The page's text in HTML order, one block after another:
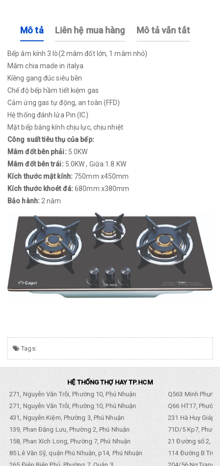
Mô tả Liên hệ mua hàng Mô tả vắn tắt
Bếp âm kính 3 lò(2 mâm đốt lớn, 1 mâm nhỏ)
Mâm chia made in italya
Kiềng gang đúc siêu bền
Chế độ bếp hầm tiết kiệm gas
Cảm ứng gas tự động, an toàn (FFD)
Hệ thống đánh lửa Pin (IC)
Mặt bếp bằng kính chịu lực, chịu nhiệt
Công suất tiêu thụ của bếp:
Mâm đốt bên phải: 5.0KW
Mâm đốt bên trái: 5.0KW , Giữa:1.8 KW
Kích thước mặt kính: 750mm x450mm
Kích thước khoét đá:680mm x380mm
Bảo hành: 2 năm
Tags:
HỆ THỐNG THỢ HAY TP.HCM
271, Nguyễn Văn Trỗi, Phường 10, Phú Nhuận
Q563 Minh
271, Nguyễn Văn Trỗi, Phường 10, Phú Nhuận
Q66 HT17,
431, Nguyễn Kiệm, Phường 3, Phú Nhuận
231 Hà Huy Giáp,
139, Phan Đăng Lưu, Phường 2, Phú Nhuận
71D/5 Kp7,
158, Phan Xích Long, Phường 7, Phú Nhuận
21 Đường số 2,
85 Lê Văn Sỹ, quận Phú Nhuận, p14, Phú Nhuận
114 Đường B
265 Điện Biên Phủ, Phường 7, Quận 3
204/56 Nơ Trang